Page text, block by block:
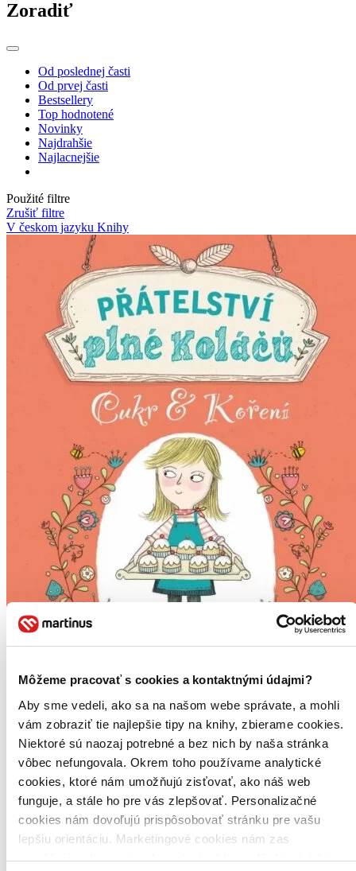
Môžeme pracovať s cookies a kontaktnými údajmi?
Aby sme vedeli, ako sa na našom webe správate, a mohli
vám zobraziť tie najlepšie tipy na knihy, zbierame cookies.
Niektoré sú naozaj potrebné a bez nich by naša stránka
vôbec nefungovala. Okrem toho používame analytické
cookies, ktoré nám umožňujú zisťovať, ako náš web
funguje, a stále ho pre vás zlepšovať. Personalizačné
cookies nám dovoľujú prispôsobovať stránku pre vašu
lepšiu orientáciu. Marketingové cookies nám zas
umožňujú zobrazenie relevantnej reklamy. Niektoré údaje
Zoradiť
Od poslednej časti
Od prvej časti
Bestsellery
Top hodnotené
Novinky
Najdrahšie
Najlacnejšie
Použité filtre
Zrušiť filtre
V českom jazyku Knihy
Přátelství plné koláčů
Cukr & Koření